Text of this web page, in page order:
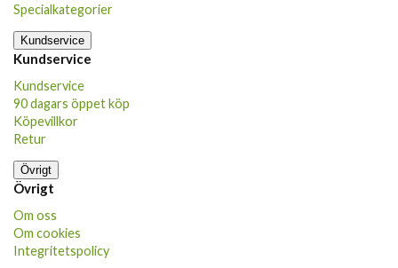
Specialkategorier
Kundservice
Kundservice
Kundservice
90 dagars öppet köp
Köpevillkor
Retur
Övrigt
Övrigt
Om oss
Om cookies
Integritetspolicy